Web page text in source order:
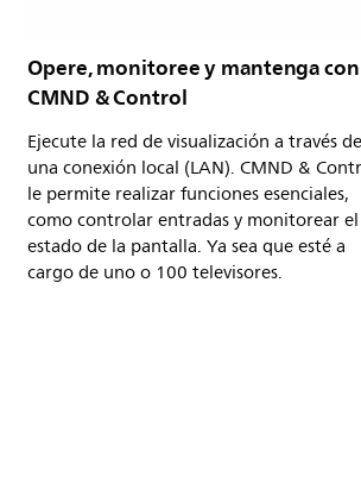
Opere, monitoree y mantenga con
CMND & Control
Ejecute la red de visualización a través de
una conexión local (LAN). CMND &
le permite realizar funciones esenciales,
como controlar entradas y monitorear el
estado de la pantalla. Ya sea que esté a
cargo de uno o 100 televisores.